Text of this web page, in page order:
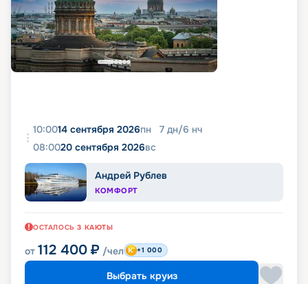
10:0014 сентября 2026пн 7 дн/6 нч
08:0020 сентября 2026вс
Андрей Рублев
КОМФОРТ
ОСТАЛОСЬ 3 КАЮТЫ
от 112 400 ₽ /чел +1 000
Выбрать круиз